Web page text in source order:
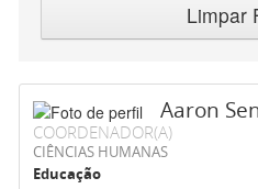
Limpar
Aaron
COORDENADOR(A)
CIÊNCIAS HUMANAS
Educação